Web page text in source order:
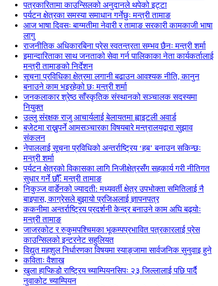
पत्रकारितामा काउन्सिलको अनुदानले थपेको इट्टा
पर्यटन क्षेत्रका समस्या समाधान गर्नेछुः मन्त्री तामाङ
आज भाषा दिवसः बाग्मतीमा नेवारी र तामाङ सरकारी कामकाजी भाषा
लागु
राजनीतिक अधिकारबिना प्रेस स्वतन्त्रता सम्भव छैनः मन्त्री शर्मा
इमान्दारिताका साथ जनताकाे सेवा गर्न पालिकाका नेता कार्यकर्तालाई
मन्त्री तामाङको निर्देशन
सूचना प्रविधिका क्षेत्रमा लगानी बढाउन आवश्यक नीति, कानुन
बनाउने काम भइरहेको छः मन्त्री शर्मा
जनकलाकार श्रेष्ठ साँस्कृतिक संस्थानको सञ्चालक सदस्यमा
नियुक्त
उल्लु संरक्षक राजु आचार्यलाई बेलायतमा ह्वाइटली अवार्ड
बजेटमा राख्नुपर्ने आमसञ्चारका विषयबारे मन्त्रालयद्वारा सुझाव
संकलन
नेपाललाई सूचना प्रविधिको अन्तर्राष्ट्रिय ‘हब’ बनाउन सकिन्छः
मन्त्री शर्मा
पर्यटन क्षेत्रको विकासका लागि निजीक्षेत्रसँग सहकार्य गरी नीतिगत
सुधार गर्ने छौँ: मन्त्री तामाङ
निकुञ्ज वार्डेनको ज्यादती: मध्यवर्ती क्षेत्र उपभोक्ता समितिलाई नै
बाइपास, काग्रेसले बुझायो प्रजिअलाई ज्ञापनपत्र
ककनीमा अन्तर्राष्ट्रिय प्रदर्शनी केन्द्र बनाउने काम अघि बढ्योः
मन्त्री तामाङ
जाजरकोट र रुकुमपश्चिमका भूकम्पप्रभावित पत्रकारलाई प्रेस
काउन्सिलको इन्टरनेट सहुलियत
विद्युत महशुल निर्धारणका विषयमा स्याङ्जामा सार्वजनिक सुनुवाइ हुने
कविताः वैशाख
खुला हाप्किडो राष्ट्रिय च्याम्पियनसिपः २३ जिल्लालाई पछि पार्दै
नुवाकोट च्याम्पियन